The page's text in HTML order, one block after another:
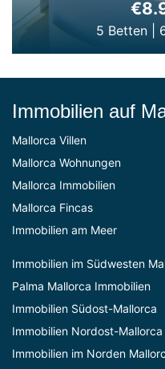
5 Betten|
Immobilien auf
Mallorca Villen
Mallorca Wohnungen
Mallorca Immobilien
Mallorca Fincas
Immobilien am Meer
Immobilien im Südwesten
Palma Mallorca Immobilien
Immobilien Südost-Mallorca
Immobilien Nordost-Mallorca
Immobilien im Norden